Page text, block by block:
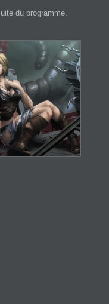
du programme.